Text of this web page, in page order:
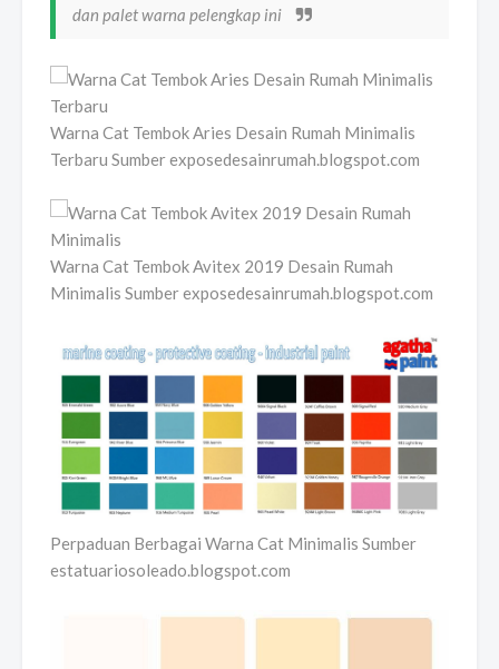
dan palet warna pelengkap ini
Warna Cat Tembok Aries Desain Rumah Minimalis
Terbaru Sumber exposedesainrumah.blogspot.com
Warna Cat Tembok Avitex 2019 Desain Rumah
Minimalis Sumber exposedesainrumah.blogspot.com
Perpaduan Berbagai Warna Cat Minimalis Sumber
estatuariosoleado.blogspot.com